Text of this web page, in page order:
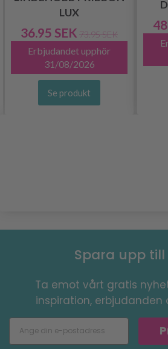
LUX
36.95 SEK 73.95 SEK
Erbjudandet upphör
31/08/2026
Se produkt
Spara upp till
Ta emot vårt gratis
inspiration,